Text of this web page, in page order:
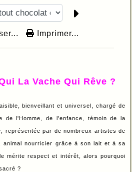
Imprimer...
La Vache Qui Rêve ?
bienveillant et universel, chargé de
de l'Homme, de l'enfance, témoin de la
représentée par de nombreux artistes de
animal nourricier grâce à son lait et à sa
mérite respect et intérêt, alors pourquoi
?